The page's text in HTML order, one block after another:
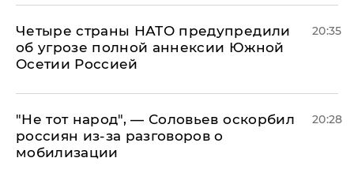
Четыре страны НАТО предупредили
об угрозе полной аннексии Южной
Осетии Россией
20:35
​"Не тот народ", — Соловьев оскорбил
россиян из-за разговоров о
мобилизации
20:28